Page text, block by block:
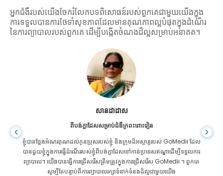
អ្នកជំងឺរបស់យើងចែករំលែកបទពិសោធន៍របស់ពួកគេជាមួយយើងក្នុង
ការទទួលបានការថែទាំសុខភាពដែលមានគុណភាពល្អបំផុតក្នុងដំណើរ
នៃការព្យាបាលរបស់ពួកគេ ដើម្បីបង្កើតចំណងដ៏ល្អសម្រាប់អនាគត។
សានដាដាស
ពីបង់ក្លាដែសសម្រាប់ជំងឺក្រពះពោះវៀន
ខ្ញុំបានថ្លែងអំណរគុណដល់កូនប្រុសរបស់ខ្ញុំ និងក្រុមដ៏អស្ចារ្យរបស់ GoMedii ដែល
បានជួយខ្ញុំក្នុងការធ្វើដំណើររបស់ខ្ញុំពីបង់ក្លាដែសទៅកាន់ប្រទេសឥណ្ឌាដើម្បីទទួលការ
ព្យាបាល។ យើងបានធ្វើការជ្រើសរើសត្រឹមត្រូវក្នុងការជ្រើសរើស GoMedii ។ ពួកគេ
សូម្បីតែបន្ទាប់ពីការព្យាបាលរក្សាទំនាក់ទំនងដ៏ល្អជាមួយយើង